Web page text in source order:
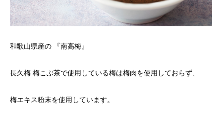
和歌山県産の 『南高梅』
長久梅 梅こぶ茶で使用している梅は梅肉を使用しておらず、
梅エキス粉末を使用しています。